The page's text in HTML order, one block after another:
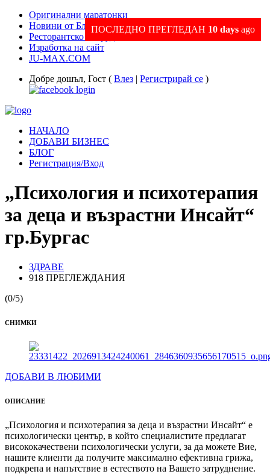
Оригинални маратонки
Новини от Благоевград и Региона
Ресторантско оборудване
Изработка на сайт
JU-MAX.COM
Добре дошъл, Гост ( Влез | Регистрирай се )
НАЧАЛО
ДОБАВИ БИЗНЕС
БЛОГ
Регистрация/Вход
ПОСЛЕДНО ПРЕГЛЕДАН 10 days ago
„Психология и психотерапия
за деца и възрастни Инсайт“
гр.Бургас
ЗДРАВЕ
918 ПРЕГЛЕЖДАНИЯ
(0/5)
СНИМКИ
ДОБАВИ В ЛЮБИМИ
ОПИСАНИЕ
„Психология и психотерапия за деца и възрастни Инсайт“ е
психологически център, в който специалистите предлагат
висококачествени психологически услуги, за да можете Вие,
нашите клиенти да получите максимално ефективна грижа,
подкрепа и напътствие в естеството на Вашето затруднение.